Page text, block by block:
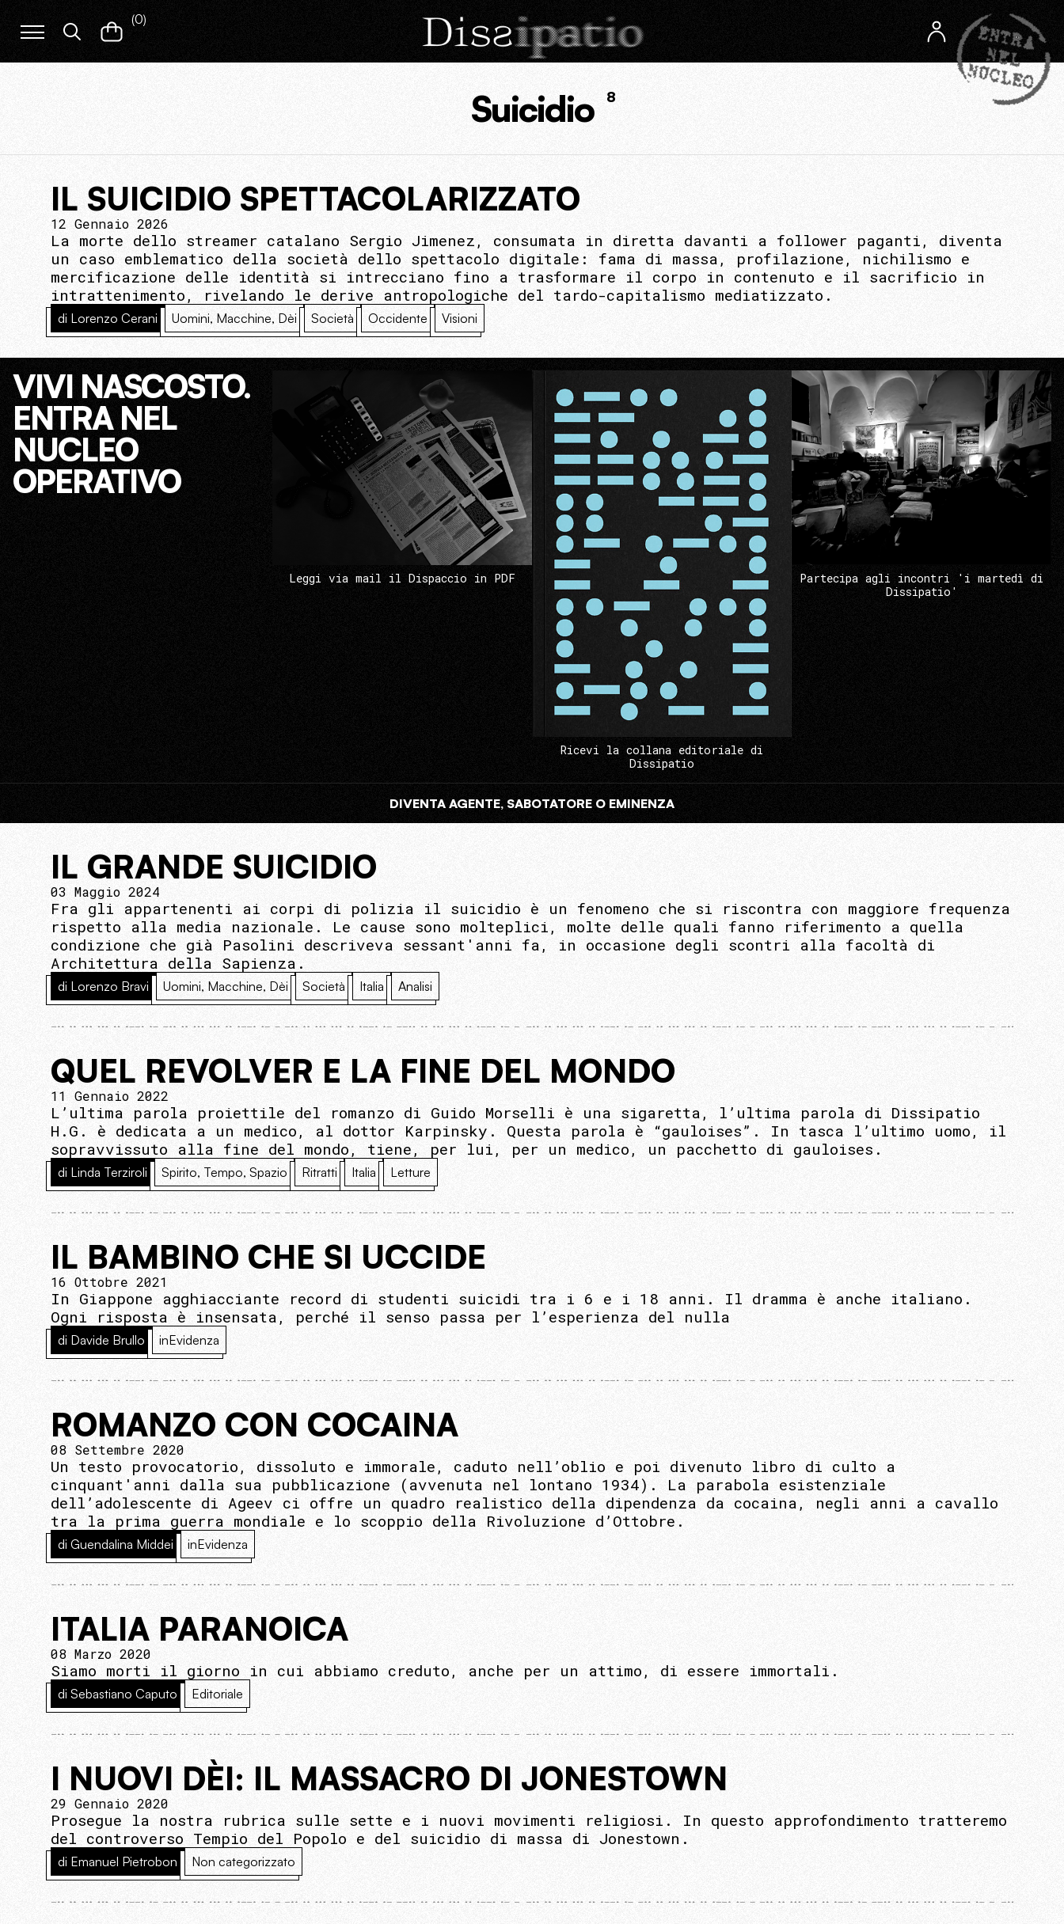
(0)
Suicidio 8
IL SUICIDIO SPETTACOLARIZZATO
12 Gennaio 2026
La morte dello streamer catalano Sergio Jimenez, consumata in diretta davanti a follower paganti, diventa
un caso emblematico della società dello spettacolo digitale: fama di massa, profilazione, nichilismo e
mercificazione delle identità si intrecciano fino a trasformare il corpo in contenuto e il sacrificio in
intrattenimento, rivelando le derive antropologiche del tardo-capitalismo mediatizzato.
di Lorenzo Cerani Uomini, Macchine, Dèi Società Occidente Visioni
VIVI NASCOSTO.
ENTRA NEL
NUCLEO
OPERATIVO
Leggi via mail il Dispaccio in PDF
Ricevi la collana editoriale di
Dissipatio
Partecipa agli incontri 'i martedì di
Dissipatio'
DIVENTA AGENTE, SABOTATORE O EMINENZA
IL GRANDE SUICIDIO
03 Maggio 2024
Fra gli appartenenti ai corpi di polizia il suicidio è un fenomeno che si riscontra con maggiore frequenza
rispetto alla media nazionale. Le cause sono molteplici, molte delle quali fanno riferimento a quella
condizione che già Pasolini descriveva sessant'anni fa, in occasione degli scontri alla facoltà di
Architettura della Sapienza.
di Lorenzo Bravi Uomini, Macchine, Dèi Società Italia Analisi
QUEL REVOLVER E LA FINE DEL MONDO
11 Gennaio 2022
L’ultima parola proiettile del romanzo di Guido Morselli è una sigaretta, l’ultima parola di Dissipatio
H.G. è dedicata a un medico, al dottor Karpinsky. Questa parola è “gauloises”. In tasca l’ultimo uomo, il
sopravvissuto alla fine del mondo, tiene, per lui, per un medico, un pacchetto di gauloises.
di Linda Terziroli Spirito, Tempo, Spazio Ritratti Italia Letture
IL BAMBINO CHE SI UCCIDE
16 Ottobre 2021
In Giappone agghiacciante record di studenti suicidi tra i 6 e i 18 anni. Il dramma è anche italiano.
Ogni risposta è insensata, perché il senso passa per l’esperienza del nulla
di Davide Brullo inEvidenza
ROMANZO CON COCAINA
08 Settembre 2020
Un testo provocatorio, dissoluto e immorale, caduto nell’oblio e poi divenuto libro di culto a
cinquant'anni dalla sua pubblicazione (avvenuta nel lontano 1934). La parabola esistenziale
dell’adolescente di Ageev ci offre un quadro realistico della dipendenza da cocaina, negli anni a cavallo
tra la prima guerra mondiale e lo scoppio della Rivoluzione d’Ottobre.
di Guendalina Middei inEvidenza
ITALIA PARANOICA
08 Marzo 2020
Siamo morti il giorno in cui abbiamo creduto, anche per un attimo, di essere immortali.
di Sebastiano Caputo Editoriale
I NUOVI DÈI: IL MASSACRO DI JONESTOWN
29 Gennaio 2020
Prosegue la nostra rubrica sulle sette e i nuovi movimenti religiosi. In questo approfondimento tratteremo
del controverso Tempio del Popolo e del suicidio di massa di Jonestown.
di Emanuel Pietrobon Non categorizzato